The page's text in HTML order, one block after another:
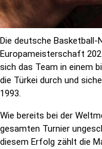
Die deutsche
Europameisterschaft
sich das Team in einem
die Türkei durch und
1993.
Wie bereits bei der
gesamten Turnier
diesem Erfolg zählt die